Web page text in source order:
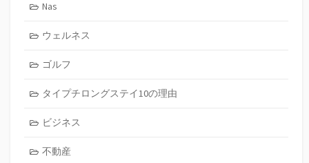
Nas
ウェルネス
ゴルフ
タイプチロングステイ10の理由
ビジネス
不動産